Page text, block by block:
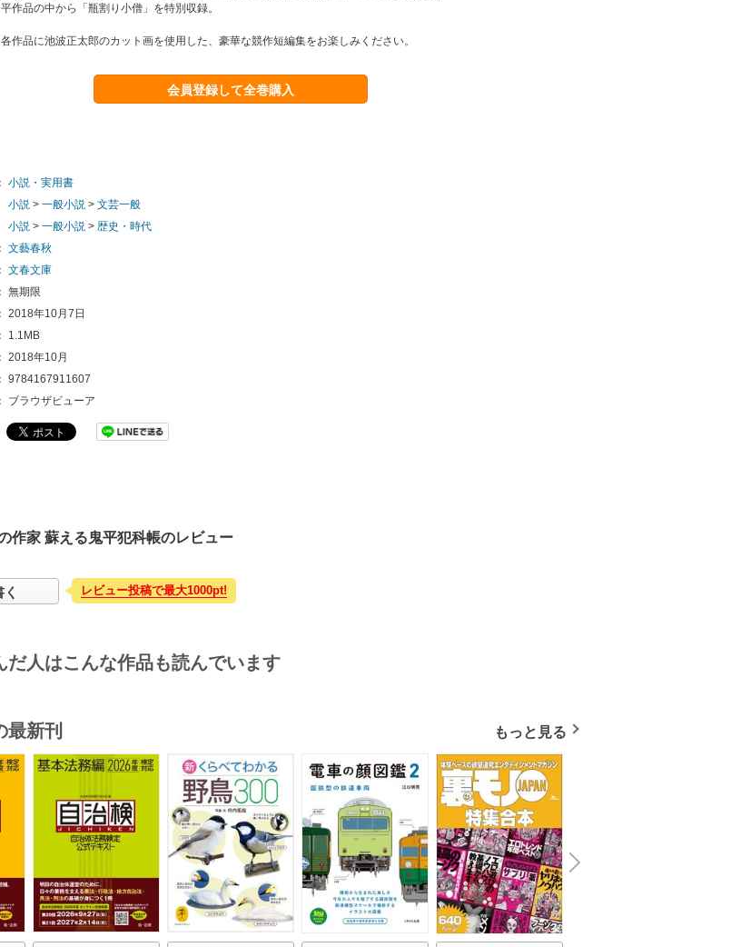
平作品の中から「瓶割り小僧」を特別収録。
各作品に池波正太郎のカット画を使用した、豪華な競作短編集をお楽しみください。
会員登録して全巻購入
： 小説・実用書
小説 > 一般小説 > 文芸一般
小説 > 一般小説 > 歴史・時代
： 文藝春秋
： 文春文庫
： 無期限
： 2018年10月7日
：
1.1MB
： 2018年10月
： 9784167911607
： ブラウザビューア
作家 蘇える鬼平犯科帳のレビュー
レビュー投稿で最大1000pt!
だ人はこんな作品も読んでいます
最新刊 もっと見る
N
e
x
t